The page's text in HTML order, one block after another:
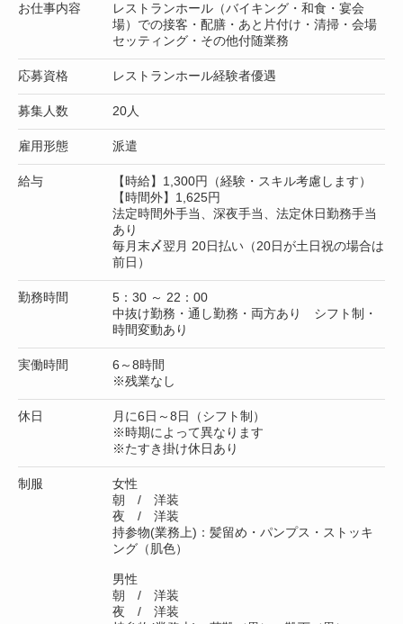
お仕事内容
レストランホール（バイキング・和食・宴会
場）での接客・配膳・あと片付け・清掃・会場
セッティング・その他付随業務
応募資格 レストランホール経験者優遇
募集人数 20人
雇用形態 派遣
給与
【時給】1,300円（経験・スキル考慮します）
【時間外】1,625円
法定時間外手当、深夜手当、法定休日勤務手当
あり
毎月末〆翌月 20日払い（20日が土日祝の場合は
前日）
勤務時間
5：30 ～ 22：00
中抜け勤務・通し勤務・両方あり シフト制・
時間変動あり
実働時間
6～8時間
※残業なし
休日
月に6日～8日（シフト制）
※時期によって異なります
※たすき掛け休日あり
制服
女性
朝 / 洋装
夜 / 洋装
持参物(業務上)：髪留め・パンプス・ストッキ
ング（肌色）
男性
朝 / 洋装
夜 / 洋装